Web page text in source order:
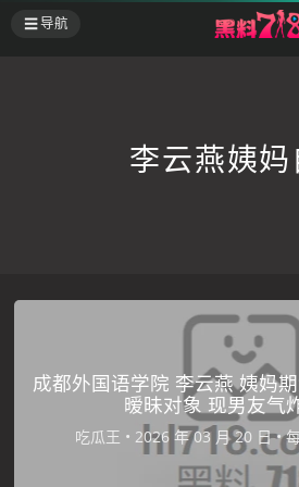
导航
李云燕姨妈
成都外国语学院 李云燕 姨妈
暧昧对象 现男友气
吃瓜王 • •